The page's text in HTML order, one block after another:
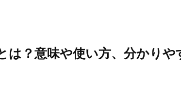
は？意味や使い方、分かりや